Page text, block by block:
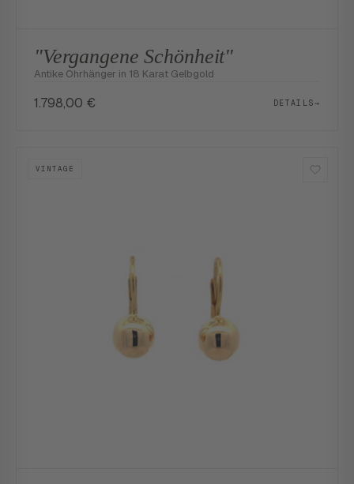
"Vergangene Schönheit"
Antike Ohrhänger in 18 Karat Gelbgold
1.798,00 € DETAILS→
VINTAGE